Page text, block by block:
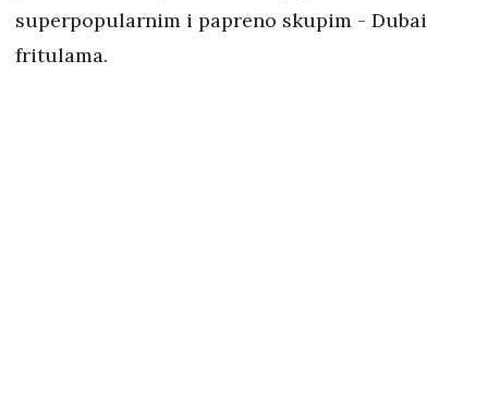
superpopularnim i papreno skupim - Dubai
fritulama.